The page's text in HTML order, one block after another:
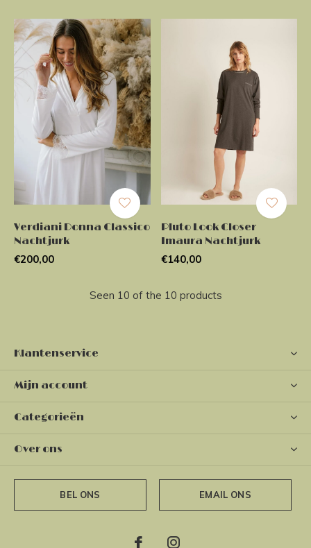
Verdiani Donna Classico
Nachtjurk
€200,00
Pluto Look Closer
Imaura Nachtjurk
€140,00
Seen 10 of the 10 products
Klantenservice
Mijn account
Categorieën
Over ons
BEL ONS EMAIL ONS